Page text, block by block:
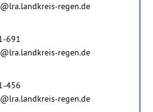
regen.de
691
regen.de
456
regen.de